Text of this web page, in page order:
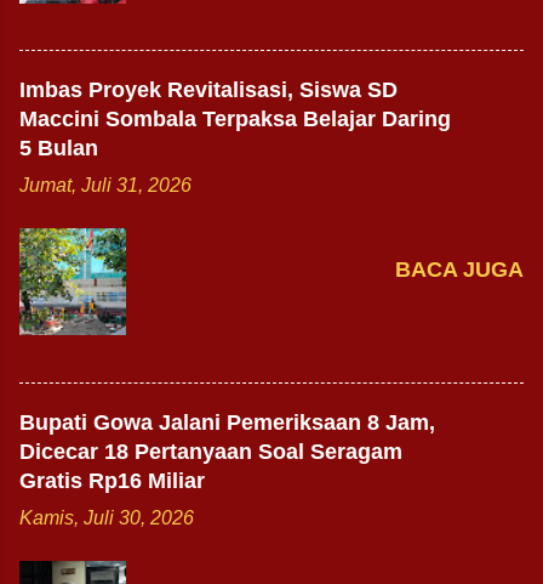
Imbas Proyek Revitalisasi, Siswa SD
Maccini Sombala Terpaksa Belajar Daring
5 Bulan
Jumat, Juli 31, 2026
BACA JUGA
Bupati Gowa Jalani Pemeriksaan 8 Jam,
Dicecar 18 Pertanyaan Soal Seragam
Gratis Rp16 Miliar
Kamis, Juli 30, 2026